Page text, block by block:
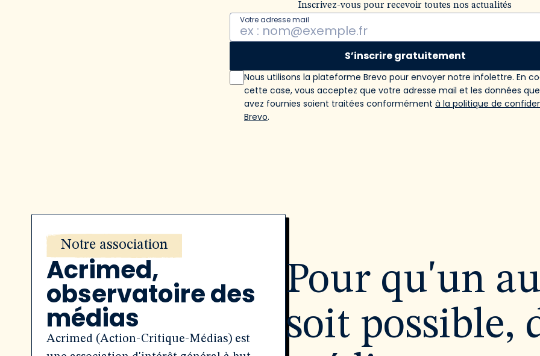
Inscrivez-vous pour recevoir toutes nos actualités
Votre adresse mail
S’inscrire gratuitement
Nous utilisons la plateforme Brevo pour envoyer notre infolettre. En
cette case, vous acceptez que votre adresse mail et les données
avez fournies soient traitées conformément à la politique de
Brevo.
Notre association
Acrimed,
observatoire des
médias
Acrimed (Action-Critique-Médias) est
Pour qu'un
soit possible,